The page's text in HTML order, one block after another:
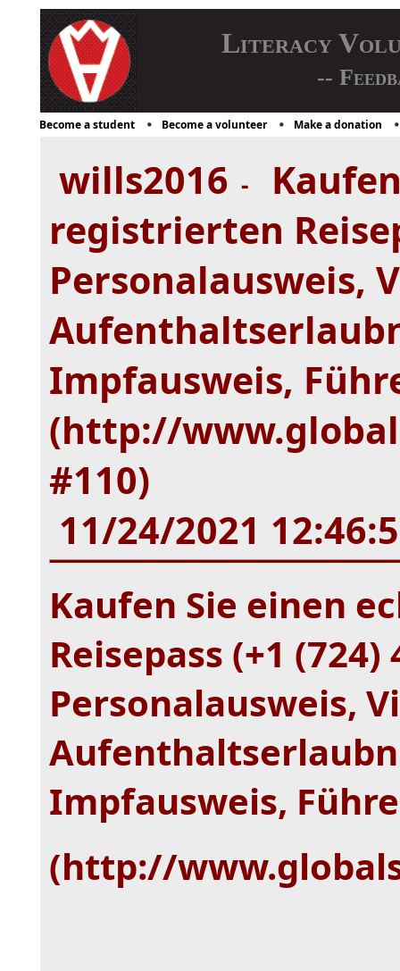
Literacy
--
Become a student Become a volunteer Make a donation
wills2016 -
registrierten
Personalausweis,
Impfausweis,
(http://
#110)
11/24/2021
Kaufen Sie einen
Reisepass (+1 (724)
Personalausweis,
Impfausweis,
(http://